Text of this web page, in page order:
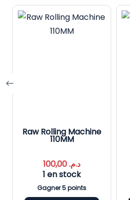
Raw Rolling Machine
110MM
د.م.
1 en stock
Gagner 5 points